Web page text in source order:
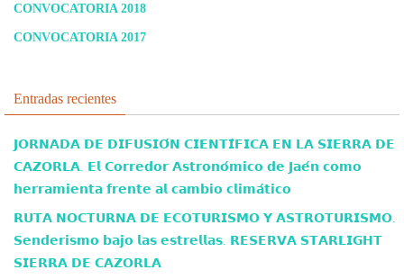
CONVOCATORIA 2018
CONVOCATORIA 2017
Entradas recientes
𝗝𝗢𝗥𝗡𝗔𝗗𝗔 𝗗𝗘 𝗗𝗜𝗙𝗨𝗦𝗜𝗢́𝗡 𝗖𝗜𝗘𝗡𝗧𝗜́𝗙𝗜𝗖𝗔 𝗘𝗡 𝗟𝗔 𝗦𝗜𝗘𝗥𝗥𝗔 𝗗𝗘
𝗖𝗔𝗭𝗢𝗥𝗟𝗔. 𝗘𝗹 𝗖𝗼𝗿𝗿𝗲𝗱𝗼𝗿 𝗔𝘀𝘁𝗿𝗼𝗻𝗼́𝗺𝗶𝗰𝗼 𝗱𝗲 𝗝𝗮𝗲́𝗻 𝗰𝗼𝗺𝗼
𝗵𝗲𝗿𝗿𝗮𝗺𝗶𝗲𝗻𝘁𝗮 𝗳𝗿𝗲𝗻𝘁𝗲 𝗮𝗹 𝗰𝗮𝗺𝗯𝗶𝗼 𝗰𝗹𝗶𝗺𝗮́𝘁𝗶𝗰𝗼
𝗥𝗨𝗧𝗔 𝗡𝗢𝗖𝗧𝗨𝗥𝗡𝗔 𝗗𝗘 𝗘𝗖𝗢𝗧𝗨𝗥𝗜𝗦𝗠𝗢 𝗬 𝗔𝗦𝗧𝗥𝗢𝗧𝗨𝗥𝗜𝗦𝗠𝗢.
𝗦𝗲𝗻𝗱𝗲𝗿𝗶𝘀𝗺𝗼 𝗯𝗮𝗷𝗼 𝗹𝗮𝘀 𝗲𝘀𝘁𝗿𝗲𝗹𝗹𝗮𝘀. 𝗥𝗘𝗦𝗘𝗥𝗩𝗔 𝗦𝗧𝗔𝗥𝗟𝗜𝗚𝗛𝗧
𝗦𝗜𝗘𝗥𝗥𝗔 𝗗𝗘 𝗖𝗔𝗭𝗢𝗥𝗟𝗔